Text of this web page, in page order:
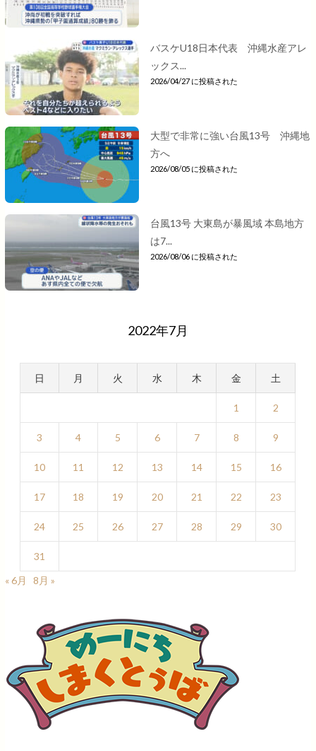
バスケU18日本代表 沖縄水産アレ
ックス...
2026/04/27 に投稿された
大型で非常に強い台風13号 沖縄地
方へ
2026/08/05 に投稿された
台風13号 大東島が暴風域 本島地方
は7...
2026/08/06 に投稿された
2022年7月
日 月 火 水 木 金 土
1 2
3 4 5 6 7 8 9
10 11 12 13 14 15 16
17 18 19 20 21 22 23
24 25 26 27 28 29 30
31
« 6月
8月 »